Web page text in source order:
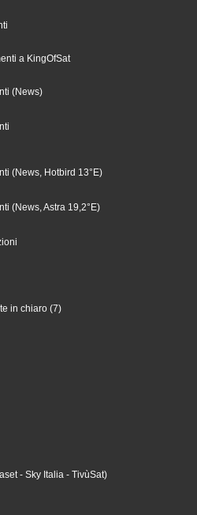
a KingOfSat
(News)
(News, Hotbird 13°E)
(News, Astra 19,2°E)
in chiaro (7)
- Sky Italia - TivùSat)